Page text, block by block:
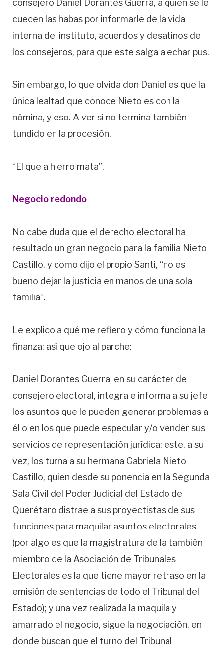
consejero Daniel Dorantes Guerra, a quien se le
cuecen las habas por informarle de la vida
interna del instituto, acuerdos y desatinos de
los consejeros, para que este salga a echar pus.
Sin embargo, lo que olvida don Daniel es que la
única lealtad que conoce Nieto es con la
nómina, y eso. A ver si no termina también
tundido en la procesión.
“El que a hierro mata”.
Negocio redondo
No cabe duda que el derecho electoral ha
resultado un gran negocio para la familia Nieto
Castillo, y como dijo el propio Santi, “no es
bueno dejar la justicia en manos de una sola
familia”.
Le explico a qué me refiero y cómo funciona la
finanza; así que ojo al parche:
Daniel Dorantes Guerra, en su carácter de
consejero electoral, integra e informa a su jefe
los asuntos que le pueden generar problemas a
él o en los que puede especular y/o vender sus
servicios de representación jurídica; este, a su
vez, los turna a su hermana Gabriela Nieto
Castillo, quien desde su ponencia en la Segunda
Sala Civil del Poder Judicial del Estado de
Querétaro distrae a sus proyectistas de sus
funciones para maquilar asuntos electorales
(por algo es que la magistratura de la también
miembro de la Asociación de Tribunales
Electorales es la que tiene mayor retraso en la
emisión de sentencias de todo el Tribunal del
Estado); y una vez realizada la maquila y
amarrado el negocio, sigue la negociación, en
donde buscan que el turno del Tribunal